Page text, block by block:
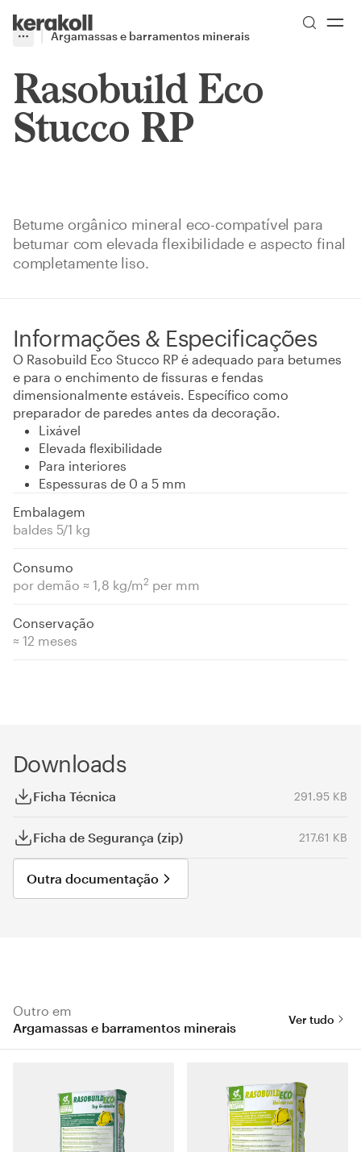
Go to Homepage
More
Toggle menu
Argamassas e barramentos minerais
Rasobuild Eco
Stucco RP
Betume orgânico mineral eco-compatível para
betumar com elevada flexibilidade e aspecto final
completamente liso.
Informações & Especificações
O Rasobuild Eco Stucco RP é adequado para betumes
e para o enchimento de fissuras e fendas
dimensionalmente estáveis. Específico como
preparador de paredes antes da decoração.
Lixável
Elevada flexibilidade
Para interiores
Espessuras de 0 a 5 mm
Embalagem
baldes 5/1 kg
Consumo
por demão ≈ 1,8 kg/m2 per mm
Conservação
≈ 12 meses
Downloads
Ficha Técnica 291.95 KB
Ficha de Segurança (zip) 217.61 KB
Outra documentação
Outro em
Argamassas e barramentos minerais
Ver tudo